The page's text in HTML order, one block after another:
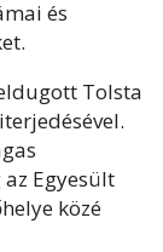
és
Tolsta
Egyesült
közé